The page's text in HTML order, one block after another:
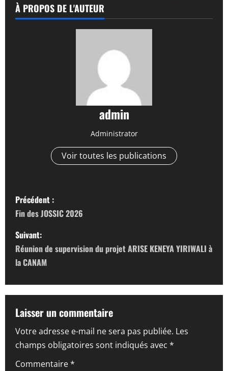
À PROPOS DE L'AUTEUR
admin
Administrator
Voir toutes les publications
N
a
v
i
g
a
t
i
Précédent :
Fin des JOSSIC 2026
Suivant:
Réunion de supervision du projet ARISE KENEYA YIRIWALI à
la CANAM
Laisser un commentaire
Votre adresse e-mail ne sera pas publiée. Les
champs obligatoires sont indiqués avec *
Commentaire*